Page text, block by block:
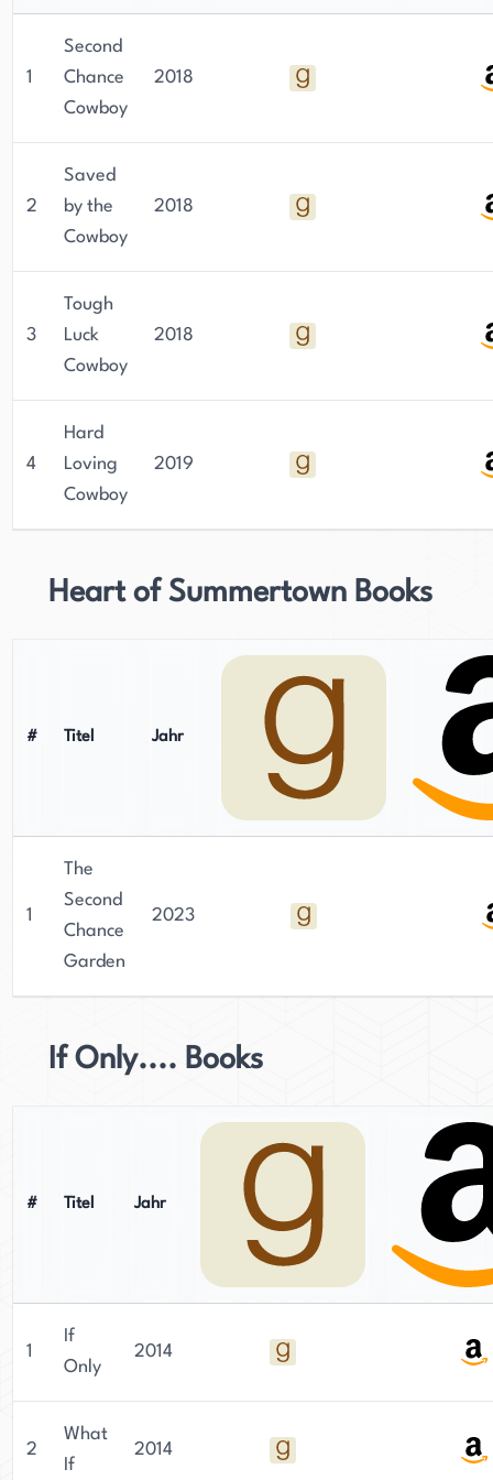
1
Second
Chance
Cowboy
2018
2
Saved
by the
Cowboy
2018
3
Tough
Luck
Cowboy
2018
4
Hard
Loving
Cowboy
2019
Heart of Summertown Books
# Titel Jahr
1
The
Second
Chance
Garden
2023
If Only.... Books
# Titel Jahr
1
If
Only
2014
2
What
If
2014